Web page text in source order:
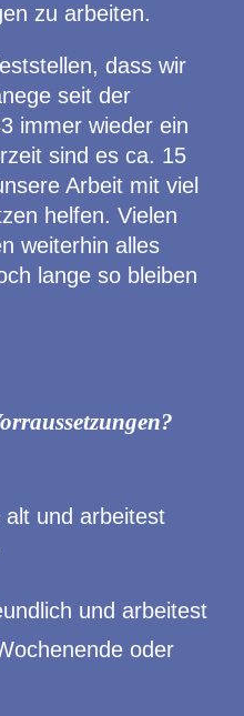
zu arbeiten.
dass wir
seit der
immer wieder ein
sind es ca. 15
Arbeit mit viel
helfen. Vielen
weiterhin alles
lange so bleiben
und arbeitest
und arbeitest
oder